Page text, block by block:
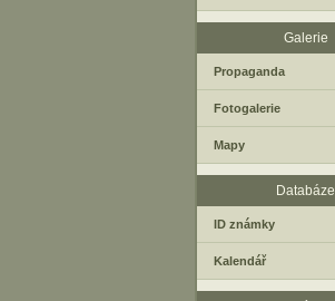
Galerie
Propaganda
Fotogalerie
Mapy
Databáze
ID známky
Kalendář